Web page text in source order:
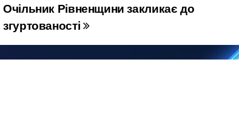
Очільник Рівненщини закликає до
згуртованості